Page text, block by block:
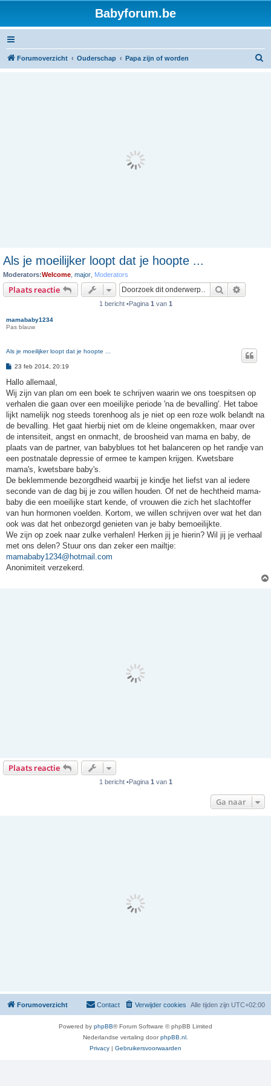
Babyforum.be
Forumoverzicht Ouderschap Papa zijn of worden
Als je moeilijker loopt dat je hoopte ...
Moderators:Welcome major Moderators
Plaats reactie Zoek
1 bericht •Pagina 1 van 1
mamababy1234
Pas blauw
Als je moeilijker loopt dat je hoopte ...
B
r
c
h
23 feb 2014, 20:19
Hallo allemaal,
Wij zijn van plan om een boek te schrijven waarin we ons toespitsen op
verhalen die gaan over een moeilijke periode 'na de bevalling'. Het taboe
lijkt namelijk nog steeds torenhoog als je niet op een roze wolk belandt na
de bevalling. Het gaat hierbij niet om de kleine ongemakken, maar over
de intensiteit, angst en onmacht, de broosheid van mama en baby, de
plaats van de partner, van babyblues tot het balanceren op het randje van
een postnatale depressie of ermee te kampen krijgen. Kwetsbare
mama's, kwetsbare baby's.
De beklemmende bezorgdheid waarbij je kindje het liefst van al iedere
seconde van de dag bij je zou willen houden. Of net de hechtheid mama-
baby die een moeilijke start kende, of vrouwen die zich het slachtoffer
van hun hormonen voelden. Kortom, we willen schrijven over wat het dan
ook was dat het onbezorgd genieten van je baby bemoeilijkte.
We zijn op zoek naar zulke verhalen! Herken jij je hierin? Wil jij je verhaal
met ons delen? Stuur ons dan zeker een mailtje:
mamababy1234@hotmail.com
Anonimiteit verzekerd.
Plaats reactie
1 bericht •Pagina 1 van 1
Ga naar
Forumoverzicht Alle tijden zijn UTC+02:00
Verwijder cookies
Contact
Powered by phpBB® Forum Software © phpBB Limited
Nederlandse vertaling doorphpBB.nl
Privacy | Gebruikersvoorwaarden